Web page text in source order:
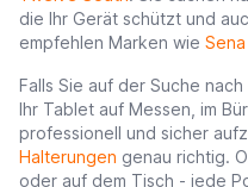
die Ihr Gerät schützt und
empfehlen Marken wie Sena
Falls Sie auf der Suche
Ihr Tablet auf Messen, im
professionell und sicher
Halterungen genau richtig.
oder auf dem Tisch - jede